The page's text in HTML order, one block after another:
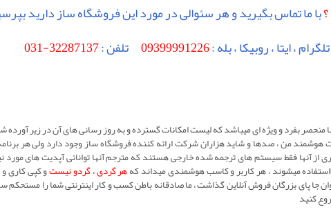
با ما تماس بگيريد وهر سئوالی در مورد اين فروشگاه ساز دارید
، ايتا ، روبیکا ، بله :09399991226 تلفن :32287137-031
منحصر بفرد و ويژه ای ميباشد که ليست امکانات گسترده و به روز رسانی های آن در زير
من ، صدها و شاید هزاران شرکت ارائه کننده فروشگاه ساز وجود دارد ولی هر
آنها فقط سيستم های ترجمه شده خارجی هستند که مترجم آنها توانائی آپدیت های مورد
میشوند ، هر کاربر و کاسب هوشمندی میداند کههر گردی ، گردو نيستو کپی کاری
پای بزرگان فروش آنلاین گذاشت ، ما صادقانه باطن کسب و کار اينترنتی شما را مستحکم
کنید